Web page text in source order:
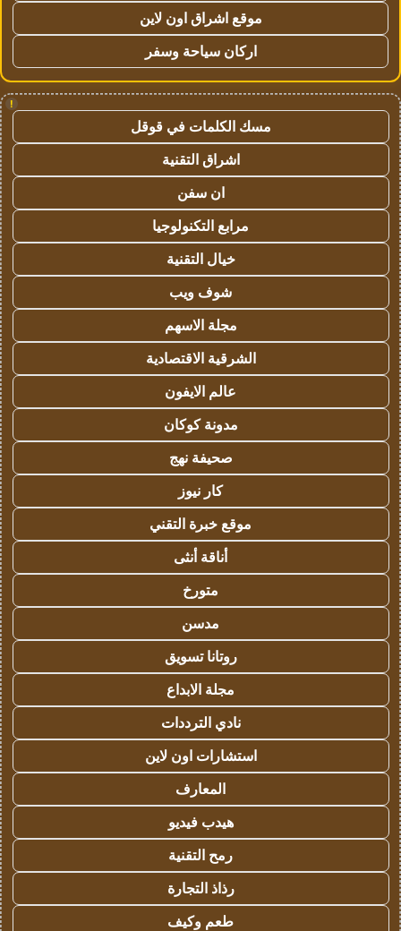
موقع اشراق اون لاين
اركان سياحة وسفر
!
مسك الكلمات في قوقل
اشراق التقنية
ان سفن
مرابع التكنولوجيا
خيال التقنية
شوف ويب
مجلة الاسهم
الشرقية الاقتصادية
عالم الايفون
مدونة كوكان
صحيفة نهج
كار نيوز
موقع خبرة التقني
أناقة أنثى
متورخ
مدسن
روتانا تسويق
مجلة الابداع
نادي الترددات
استشارات اون لاين
المعارف
هيدب فيديو
رمح التقنية
رذاذ التجارة
طعم وكيف